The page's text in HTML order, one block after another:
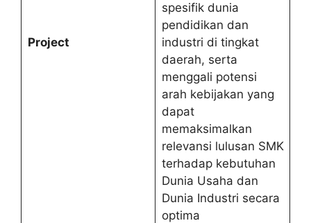
Project
spesifik dunia
pendidikan dan
industri di tingkat
daerah, serta
menggali potensi
arah kebijakan yang
dapat
memaksimalkan
relevansi lulusan SMK
terhadap kebutuhan
Dunia Usaha dan
Dunia Industri secara
optima